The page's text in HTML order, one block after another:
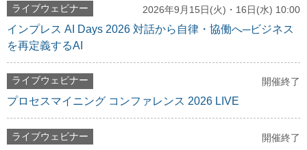
ライブウェビナー 2026年9月15日(火)・16日(水) 10:00
インプレス AI Days 2026 対話から自律・協働へ─ビジネス
を再定義するAI
ライブウェビナー 開催終了
プロセスマイニング コンファレンス 2026 LIVE
ライブウェビナー 開催終了